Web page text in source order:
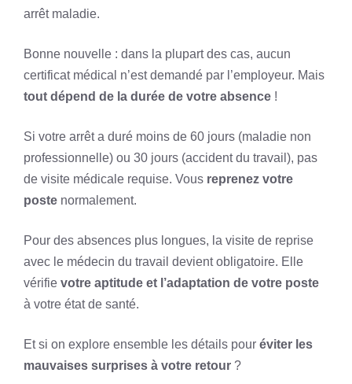
arrêt maladie.
Bonne nouvelle : dans la plupart des cas, aucun
certificat médical n’est demandé par l’employeur. Mais
tout dépend de la durée de votre absence !
Si votre arrêt a duré moins de 60 jours (maladie non
professionnelle) ou 30 jours (accident du travail), pas
de visite médicale requise. Vous reprenez votre
poste normalement.
Pour des absences plus longues, la visite de reprise
avec le médecin du travail devient obligatoire. Elle
vérifie votre aptitude et l’adaptation de votre poste
à votre état de santé.
Et si on explore ensemble les détails pour éviter les
mauvaises surprises à votre retour ?